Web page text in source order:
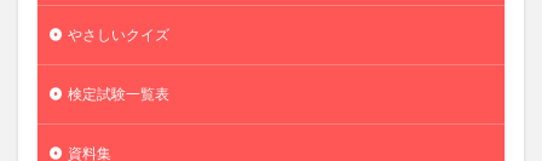
やさしいクイズ
検定試験一覧表
資料集